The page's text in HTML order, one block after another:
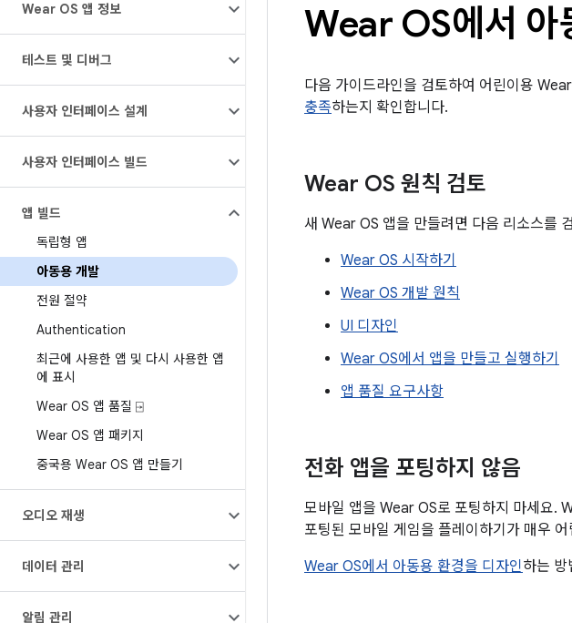
Wear OS 앱 정보
테스트 및 디버그
사용자 인터페이스 설계
사용자 인터페이스 빌드
앱 빌드
독립형 앱
아동용 개발
전원 절약
Authentication
최근에 사용한 앱 및 다시 사용한 앱
에 표시
Wear OS 앱 품질 ⍈
Wear OS 앱 패키지
중국용 Wear OS 앱 만들기
오디오 재생
데이터 관리
알림 관리
Wear OS에서 아
다음 가이드라인을 검토하여 어린이용
충족하는지 확인합니다.
Wear OS 원칙 검토
새 Wear OS 앱을 만들려면 다음 리소스를
Wear OS 시작하기
Wear OS 개발 원칙
UI 디자인
Wear OS에서 앱을 만들고 실행하기
앱 품질 요구사항
전화 앱을 포팅하지 않음
모바일 앱을 Wear OS로 포팅하지 마세요.
포팅된 모바일 게임을 플레이하기가 매우 어
Wear OS에서 아동용 환경을 디자인하는 방